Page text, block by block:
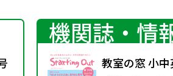
機関誌・情
教室の窓 小